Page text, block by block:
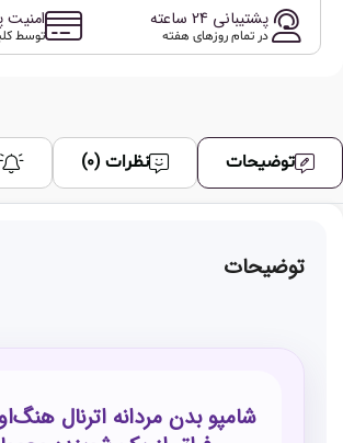
عدد پشتیبانی 24 ساعته
در تمام روزهای هفته توسط
توضیحات نظرات (0)
توضیحات
شامپو بدن مردانه اترنال